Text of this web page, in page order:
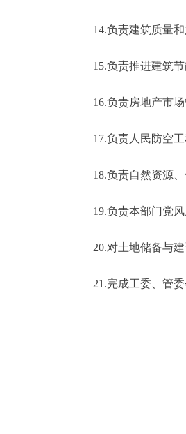
14.负责建筑质量和
15.负责推进建筑节
16.负责房地产市场
17.负责人民防空工
18.负责自然资源、
19.负责本部门党风
20.对土地储备与建
21.完成工委、管委